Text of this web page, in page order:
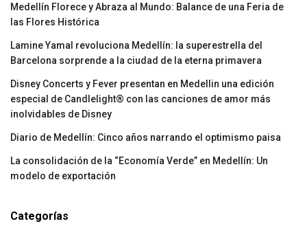
Medellín Florece y Abraza al Mundo: Balance de una Feria de
las Flores Histórica
Lamine Yamal revoluciona Medellín: la superestrella del
Barcelona sorprende a la ciudad de la eterna primavera
Disney Concerts y Fever presentan en Medellin una edición
especial de Candlelight® con las canciones de amor más
inolvidables de Disney
Diario de Medellín: Cinco años narrando el optimismo paisa
La consolidación de la “Economía Verde” en Medellín: Un
modelo de exportación
Categorías